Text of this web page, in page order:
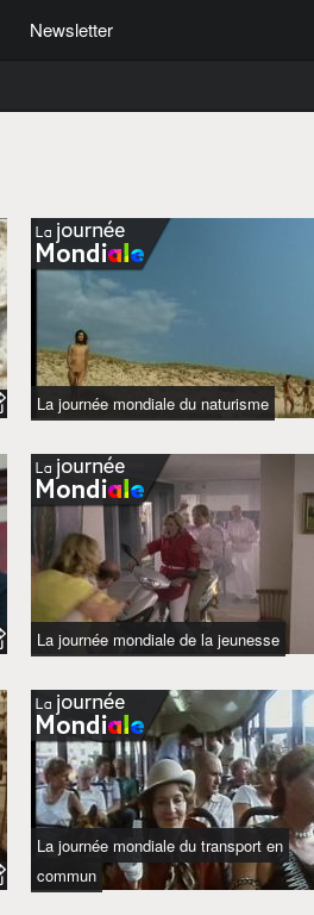
Newsletter
La journée mondiale du naturisme
La journée mondiale de la jeunesse
La journée mondiale du transport en
commun